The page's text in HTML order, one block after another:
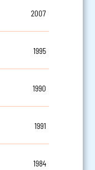
2007
1995
1990
1991
1984